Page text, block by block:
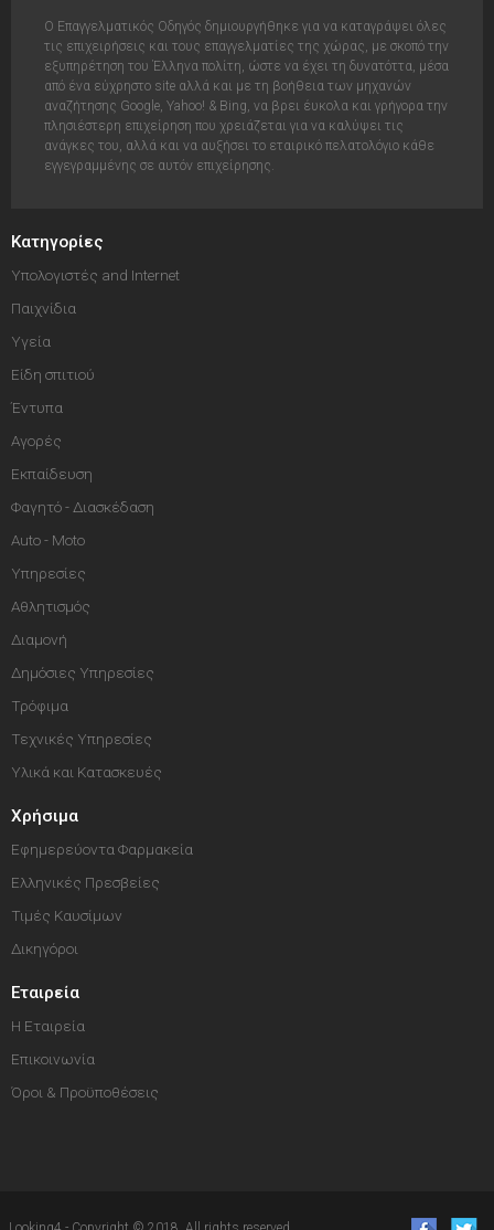
Ο Επαγγελματικός Οδηγός δημιουργήθηκε για να καταγράψει όλες
τις επιχειρήσεις και τους επαγγελματίες της χώρας, με σκοπό την
εξυπηρέτηση του Έλληνα πολίτη, ώστε να έχει τη δυνατόττα, μέσα
από ένα εύχρηστο site αλλά και με τη βοήθεια των μηχανών
αναζήτησης Google, Yahoo! & Bing, να βρει έυκολα και γρήγορα την
πλησιέστερη επιχείρηση που χρειάζεται για να καλύψει τις
ανάγκες του, αλλά και να αυξήσει το εταιρικό πελατολόγιο κάθε
εγγεγραμμένης σε αυτόν επιχείρησης.
Κατηγορίες
Υπολογιστές and Internet
Παιχνίδια
Υγεία
Είδη σπιτιού
Έντυπα
Αγορές
Εκπαίδευση
Φαγητό - Διασκέδαση
Auto - Moto
Υπηρεσίες
Αθλητισμός
Διαμονή
Δημόσιες Υπηρεσίες
Τρόφιμα
Τεχνικές Υπηρεσίες
Υλικά και Κατασκευές
Χρήσιμα
Εφημερεύοντα Φαρμακεία
Ελληνικές Πρεσβείες
Τιμές Καυσίμων
Δικηγόροι
Εταιρεία
Η Εταιρεία
Επικοινωνία
Όροι & Προϋποθέσεις